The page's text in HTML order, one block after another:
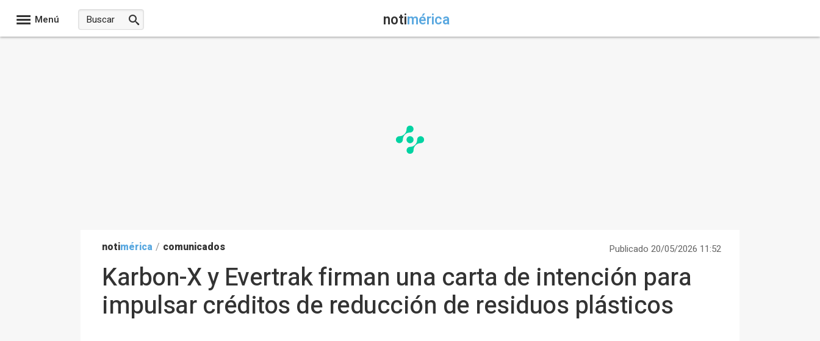
Menú notimérica
notimérica / comunicados Publicado 20/05/2026 11:52
Karbon-X y Evertrak firman una carta de intención para
impulsar créditos de reducción de residuos plásticos